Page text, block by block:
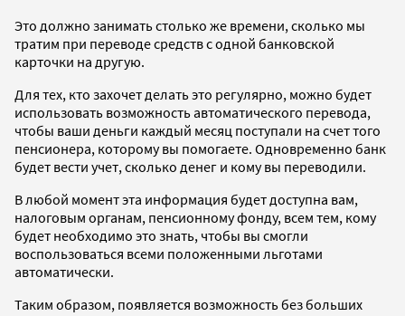
Это должно занимать столько же времени, сколько мы
тратим при переводе средств с одной банковской
карточки на другую.
Для тех, кто захочет делать это регулярно, можно будет
использовать возможность автоматического перевода,
чтобы ваши деньги каждый месяц поступали на счет того
пенсионера, которому вы помогаете. Одновременно банк
будет вести учет, сколько денег и кому вы переводили.
В любой момент эта информация будет доступна вам,
налоговым органам, пенсионному фонду, всем тем, кому
будет необходимо это знать, чтобы вы смогли
воспользоваться всеми положенными льготами
автоматически.
Таким образом, появляется возможность без больших